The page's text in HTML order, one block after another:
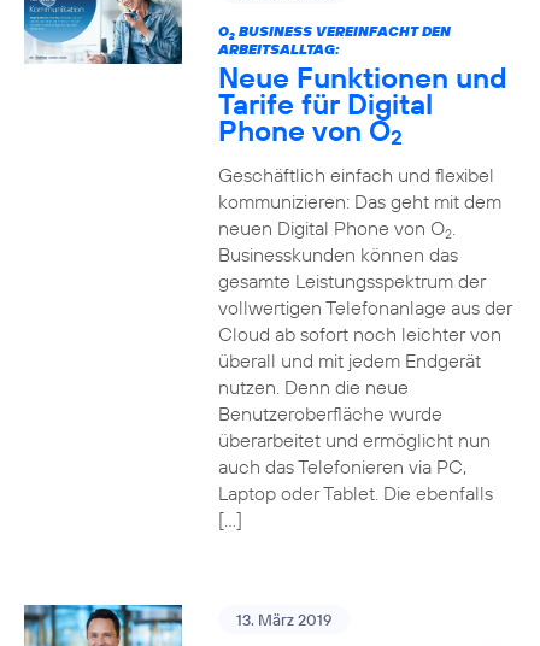
O2BUSINESS VEREINFACHT DEN
ARBEITSALLTAG:
Neue Funktionen und
Tarife für Digital
Phone von O2
Geschäftlich einfach und flexibel
kommunizieren: Das geht mit dem
neuen Digital Phone von O2.
Businesskunden können das
gesamte Leistungsspektrum der
vollwertigen Telefonanlage aus der
Cloud ab sofort noch leichter von
überall und mit jedem Endgerät
nutzen. Denn die neue
Benutzeroberfläche wurde
überarbeitet und ermöglicht nun
auch das Telefonieren via PC,
Laptop oder Tablet. Die ebenfalls
[…]
13. März 2019